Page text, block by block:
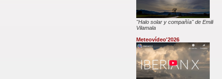
"Halo solar y compañía" de Emili
Vilamala
Meteovídeo'2026